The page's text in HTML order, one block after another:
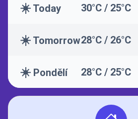
☀️ Today 30°C / 25°C
☀️ Tomorrow28°C / 26°C
☀️ Pondělí 28°C / 25°C